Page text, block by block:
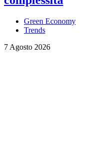
Green Economy
Trends
7 Agosto 2026